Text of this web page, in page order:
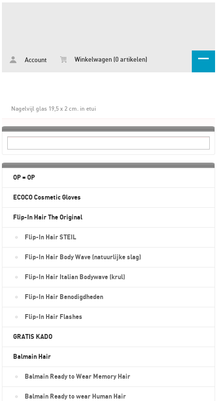
Account Winkelwagen (0 artikelen)
Nagelvijl glas 19,5 x 2 cm. in etui
OP = OP
ECOCO Cosmetic Gloves
Flip-In Hair The Original
Flip-In Hair STEIL
Flip-In Hair Body Wave (natuurlijke slag)
Flip-In Hair Italian Bodywave (krul)
Flip-In Hair Benodigdheden
Flip-In Hair Flashes
GRATIS KADO
Balmain Hair
Balmain Ready to Wear Memory Hair
Balmain Ready to wear Human Hair